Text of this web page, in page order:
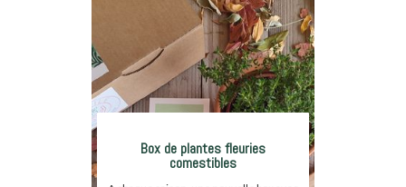
Box de plantes fleuries
comestibles